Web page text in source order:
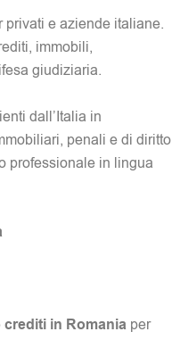
e aziende italiane.
immobili,
giudiziaria.
dall’Italia in
penali e di diritto
professionale in lingua
crediti in Romania per